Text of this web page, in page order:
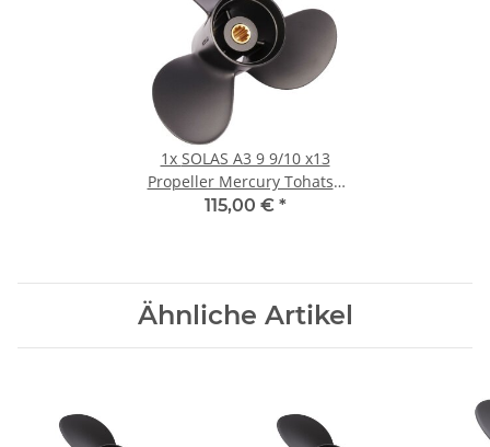
1x SOLAS A3 9 9/10 x13
Propeller Mercury Tohatsu
25-30PS 3"Getriebe10Zähne
115,00 € *
Ähnliche Artikel